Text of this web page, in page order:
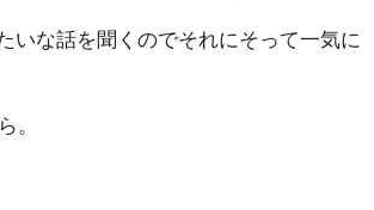
いな話を聞くのでそれにそって一気に
。